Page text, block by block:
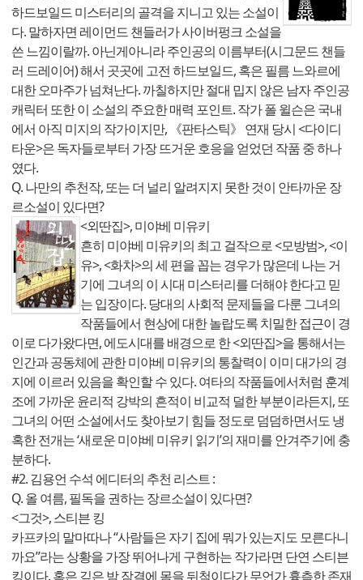
하드보일드 미스터리의 골격을 지니고 있는 소설이
다. 말하자면 레이먼드 챈들러가 사이버펑크 소설을
쓴 느낌이랄까. 아닌게아니라 주인공의 이름부터(시그문드 챈들
러 드레이어) 해서 곳곳에 고전 하드보일드, 혹은 필름 느와르에
대한 오마주가 넘쳐난다. 까칠하지만 절대 밉지 않은 남자 주인공
캐릭터 또한 이 소설의 주요한 매력 포인트. 작가 폴 윌슨은 국내
에서 아직 미지의 작가이지만, 《판타스틱》 연재 당시 <다이디
타운>은 독자들로부터 가장 뜨거운 호응을 얻었던 작품 중 하나
였다.
Q. 나만의 추천작, 또는 더 널리 알려지지 못한 것이 안타까운 장
르소설이 있다면?
<외딴집>, 미야베 미유키
흔히 미야베 미유키의 최고 걸작으로 <모방범>, <이
유>, <화차>의 세 편을 꼽는 경우가 많은데 나는 거
기에 그녀의 이 시대 미스터리를 더해야 한다고 믿
는 입장이다. 당대의 사회적 문제들을 다룬 그녀의
작품들에서 현상에 대한 놀랍도록 치밀한 접근이 경
이로 다가왔다면, 에도시대를 배경으로 한 <외딴집>을 통해서는
인간과 공동체에 관한 미야베 미유키의 통찰력이 이미 대가의 경
지에 이르러 있음을 확인할 수 있다. 여타의 작품들에서처럼 훈계
조에 가까운 윤리적 강박의 흔적이 비교적 덜한 부분이라든지, 또
그녀의 어떤 소설에서도 찾아보기 힘들 정도로 덤덤하면서도 냉
혹한 전개는 ‘새로운 미야베 미유키 읽기’의 재미를 안겨주기에 충
분하다.
#2. 김용언 수석 에디터의 추천 리스트 :
Q. 올 여름, 필독을 권하는 장르소설이 있다면?
<그것>, 스티븐 킹
카프카의 말마따나 “사람들은 자기 집에 뭐가 있는지도 모른다니
까요”라는 상황을 가장 뛰어나게 구현하는 작가라면 단연 스티븐
킹이다. 혹은 깊은 밤 잠결에 몸을 뒤척이다가 무언가 흉측한 존재